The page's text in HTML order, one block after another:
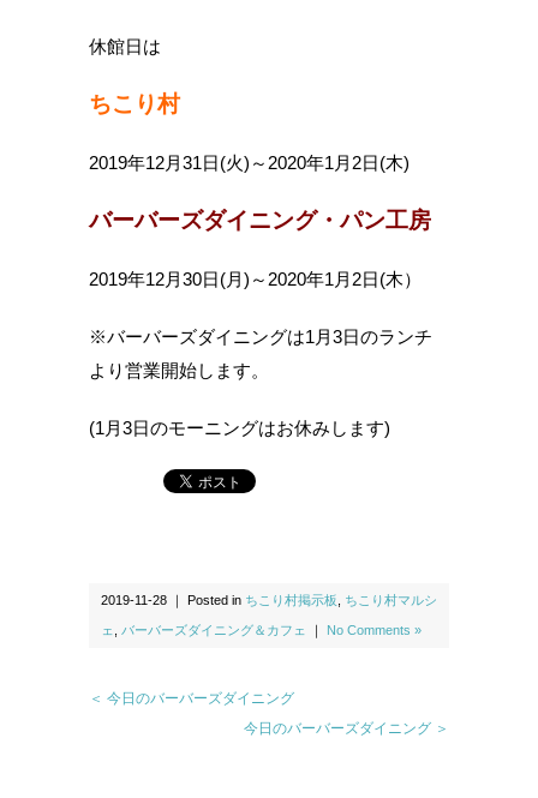
休館日は
ちこり村
2019年12月31日(火)～2020年1月2日(木)
バーバーズダイニング・パン工房
2019年12月30日(月)～2020年1月2日(木）
※バーバーズダイニングは1月3日のランチ
より営業開始します。
(1月3日のモーニングはお休みします)
2019-11-28 ｜ Posted in ちこり村掲示板 ちこり村マルシ
ェ バーバーズダイニング＆カフェ ｜ No Comments »
＜ 今日のバーバーズダイニング
今日のバーバーズダイニング ＞